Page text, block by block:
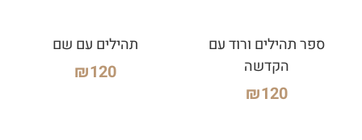
ספר תהילים ורוד עם
הקדשה
₪120
תהילים עם שם
₪120